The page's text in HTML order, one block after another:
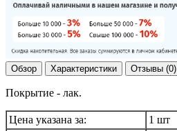
Обзор Характеристики Отзывы (0)
Покрытие - лак.
Цена указана за:
1 шт